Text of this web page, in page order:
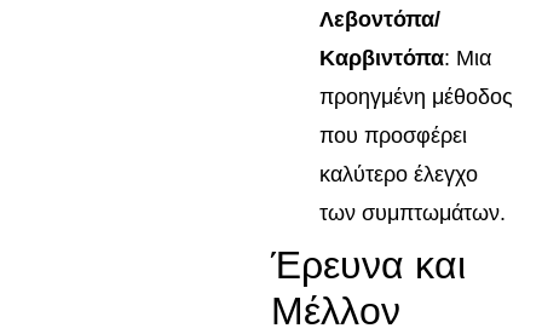
Λεβοντόπα/
Καρβιντόπα: Μια
προηγμένη μέθοδος
που προσφέρει
καλύτερο έλεγχο
των συμπτωμάτων.
Έρευνα και
Μέλλον